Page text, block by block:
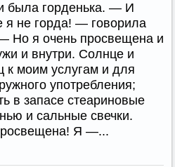
была горденька. — И
я не горда! — говорила
Но я очень просвещена и
и внутри. Солнце и
к моим услугам и для
употребления;
в запасе стеариновые
и сальные свечки.
Я —...